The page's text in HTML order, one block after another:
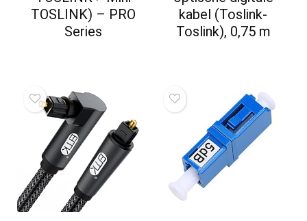
TOSLINK) – PRO
Series
kabel (Toslink-
Toslink), 0,75 m